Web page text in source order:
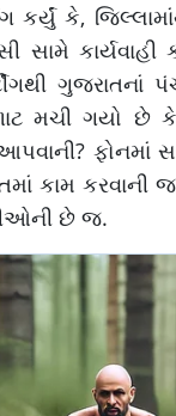
કર્યું કે,
સામે
મચી ગયો છે કે,
ફોનમાં
કામ કરવાની
છે જ.